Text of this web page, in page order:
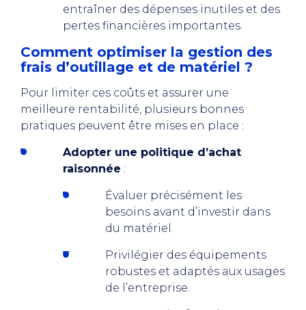
entraîner des dépenses inutiles et des
pertes financières importantes.
Comment optimiser la gestion des
frais d’outillage et de matériel ?
Pour limiter ces coûts et assurer une
meilleure rentabilité, plusieurs bonnes
pratiques peuvent être mises en place :
Adopter une politique d’achat
raisonnée :
Évaluer précisément les
besoins avant d’investir dans
du matériel.
Privilégier des équipements
robustes et adaptés aux usages
de l’entreprise.